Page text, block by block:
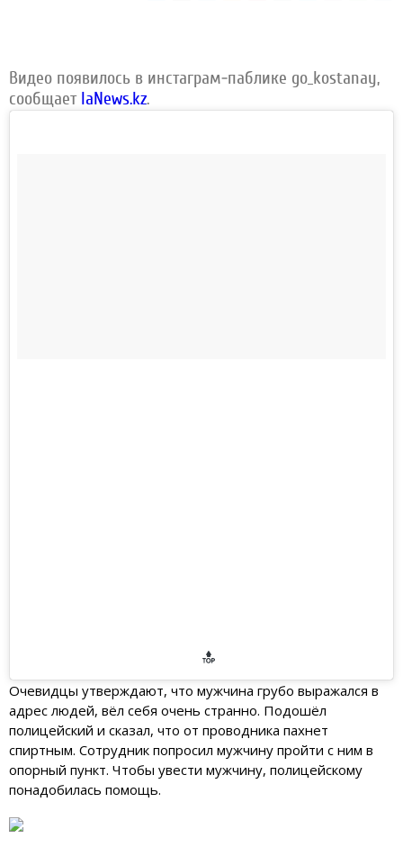
Видео появилось в инстаграм-паблике go_kostanay,
сообщает IaNews.kz.
Очевидцы утверждают, что мужчина грубо выражался в
адрес людей, вёл себя очень странно. Подошёл
полицейский и сказал, что от проводника пахнет
спиртным. Сотрудник попросил мужчину пройти с ним в
опорный пункт. Чтобы увести мужчину, полицейскому
понадобилась помощь.